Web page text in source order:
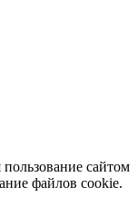
сайтом
файлов cookie.